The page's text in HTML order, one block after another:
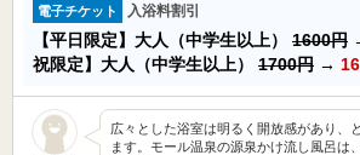
電子チケット 入浴料割引
【平日限定】大人（中学生以上） 1600円
祝限定】大人（中学生以上） 1700円 →
広々とした浴室は明るく開放感があり、
ます。モール温泉の源泉かけ流し風呂は